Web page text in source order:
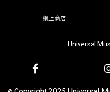
網上商店
Universal